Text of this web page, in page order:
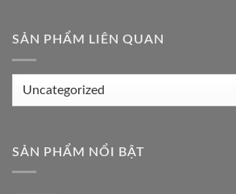
SẢN PHẨM LIÊN QUAN
SẢN PHẨM NỔI BẬT